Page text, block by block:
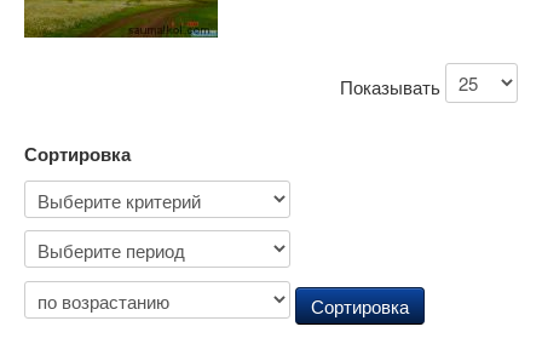
Показывать
Сортировка